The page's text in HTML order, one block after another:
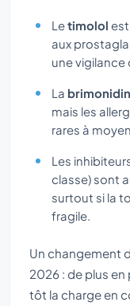
Letimolol
aux
une vigilance
La
mais les
rares à
Les
classe) sont
surtout si la
fragile.
Un changement
2026 : de plus
tôt la charge en